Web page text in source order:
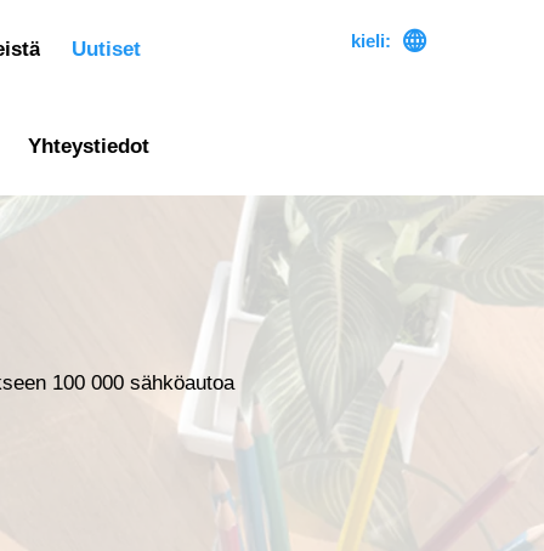
Uutiset
Yhteystiedot
kieli: 
100 000 sähköautoa